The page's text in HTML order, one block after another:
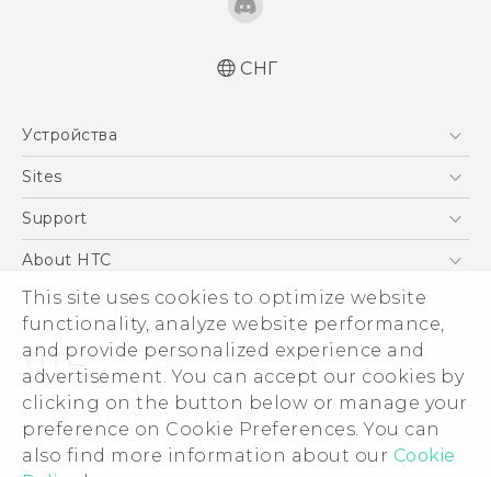
This site uses cookies to optimize website
functionality, analyze website performance,
and provide personalized experience and
advertisement. You can accept our cookies by
clicking on the button below or manage your
preference on Cookie Preferences. You can
also find more information about our Cookie
Русский - Руководство пользователя
соответствию стандартам
Қазақ - жұмысты бастау нұсқаулығы
ақпараты
English - Quick start guide
English - User manual
English - Safety and regulatory guide
СНГ
Устройства
5G
EXODUS
VIVE
Sites
HTC Dev
Support
ПОДДЕРЖКА
About HTC
ESG
Инвестирование
Политика конфиденциальности
Безопасность продуктов
Вакансии
Security and Privacy Whitepaper
© 2011-2026 HTC Corporation
Условия использования.